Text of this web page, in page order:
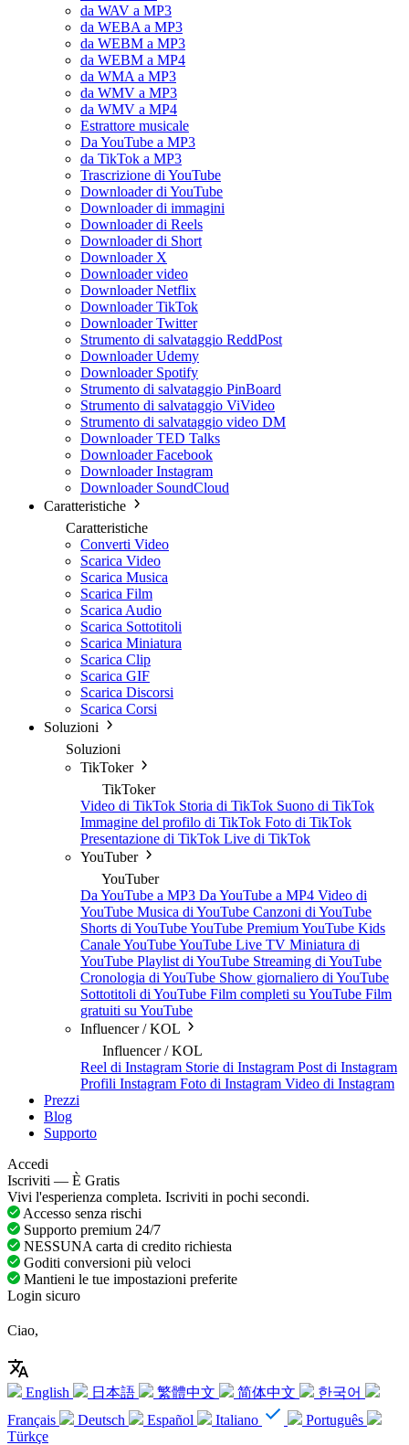
da WAV a MP3
da WEBA a MP3
da WEBM a MP3
da WEBM a MP4
da WMA a MP3
da WMV a MP3
da WMV a MP4
Estrattore musicale
Da YouTube a MP3
da TikTok a MP3
Trascrizione di YouTube
Downloader di YouTube
Downloader di immagini
Downloader di Reels
Downloader di Short
Downloader X
Downloader video
Downloader Netflix
Downloader TikTok
Downloader Twitter
Strumento di salvataggio ReddPost
Downloader Udemy
Downloader Spotify
Strumento di salvataggio PinBoard
Strumento di salvataggio ViVideo
Strumento di salvataggio video DM
Downloader TED Talks
Downloader Facebook
Downloader Instagram
Downloader SoundCloud
Caratteristiche
Caratteristiche
Converti Video
Scarica Video
Scarica Musica
Scarica Film
Scarica Audio
Scarica Sottotitoli
Scarica Miniatura
Scarica Clip
Scarica GIF
Scarica Discorsi
Scarica Corsi
Soluzioni
Soluzioni
TikToker
TikToker
Video di TikTok Storia di TikTok Suono di TikTok
Immagine del profilo di TikTok Foto di TikTok
Presentazione di TikTok Live di TikTok
YouTuber
YouTuber
Da YouTube a MP3 Da YouTube a MP4 Video di
YouTube Musica di YouTube Canzoni di YouTube
Shorts di YouTubeYouTube PremiumYouTube Kids
Canale YouTubeYouTube Live TV Miniatura di
YouTube Playlist di YouTube Streaming di YouTube
Cronologia di YouTube Show giornaliero di YouTube
Sottotitoli di YouTube Film completi su YouTube Film
gratuiti su YouTube
Influencer / KOL
Influencer / KOL
Reel di Instagram Storie di Instagram Post di Instagram
Profili Instagram Foto di Instagram Video di Instagram
Prezzi
Blog
Supporto
Accedi
Iscriviti — È Gratis
Vivi l'esperienza completa. Iscriviti in pochi secondi.
Accesso senza rischi
Supporto premium 24/7
NESSUNA carta di credito richiesta
Goditi conversioni più veloci
Mantieni le tue impostazioni preferite
Login sicuro
Ciao,
English 日本語 繁體中文 简体中文
한국어
Français
Deutsch Español Italiano
Português
Türkçe